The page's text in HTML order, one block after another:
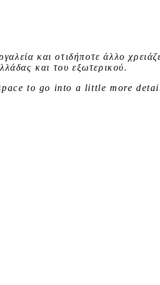
και οτιδήποτε άλλο
και του εξωτερικού.
to go into a little more